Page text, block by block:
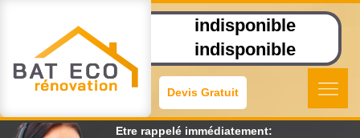
indisponible
indisponible
Devis Gratuit
Etre rappelé immédiatement: